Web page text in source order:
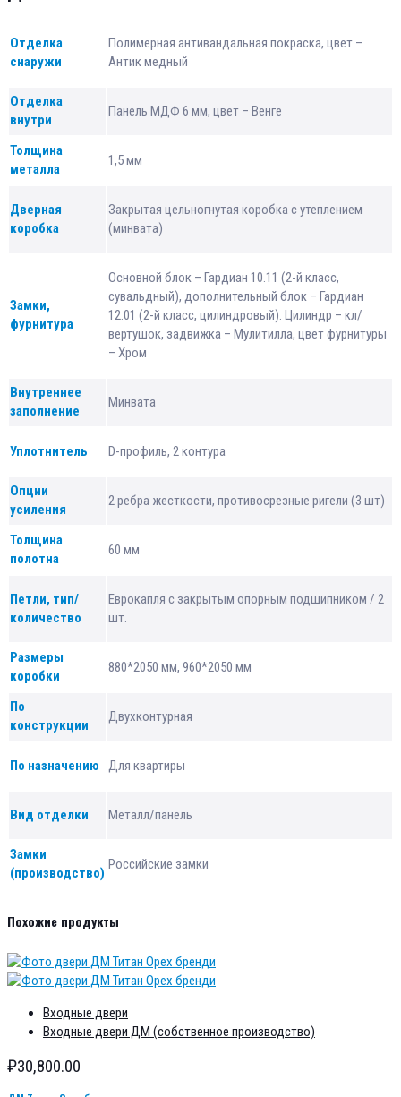
Отделка
снаружи
Полимерная антивандальная покраска, цвет –
Антик медный
Отделка
внутри
Панель МДФ 6 мм, цвет – Венге
Толщина
металла
1,5 мм
Дверная
коробка
Закрытая цельногнутая коробка с утеплением
(минвата)
Замки,
фурнитура
Основной блок – Гардиан 10.11 (2-й класс,
сувальдный), дополнительный блок – Гардиан
12.01 (2-й класс, цилиндровый). Цилиндр – кл/
вертушок, задвижка – Мулитилла, цвет фурнитуры
– Хром
Внутреннее
заполнение
Минвата
Уплотнитель D-профиль, 2 контура
Опции
усиления
2 ребра жесткости, противосрезные ригели (3 шт)
Толщина
полотна
60 мм
Петли, тип/
количество
Еврокапля с закрытым опорным подшипником / 2
шт.
Размеры
коробки
880*2050 мм, 960*2050 мм
По
конструкции
Двухконтурная
По назначению Для квартиры
Вид отделки Металл/панель
Замки
(производство)
Российские замки
Похожие продукты
Входные двери
Входные двери ДМ (собственное производство)
₽30,800.00